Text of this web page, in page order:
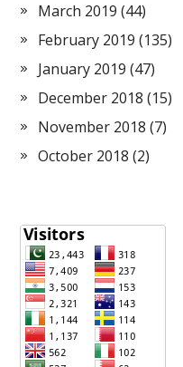
March 2019 (44)
February 2019 (135)
January 2019 (47)
December 2018 (15)
November 2018 (7)
October 2018 (2)